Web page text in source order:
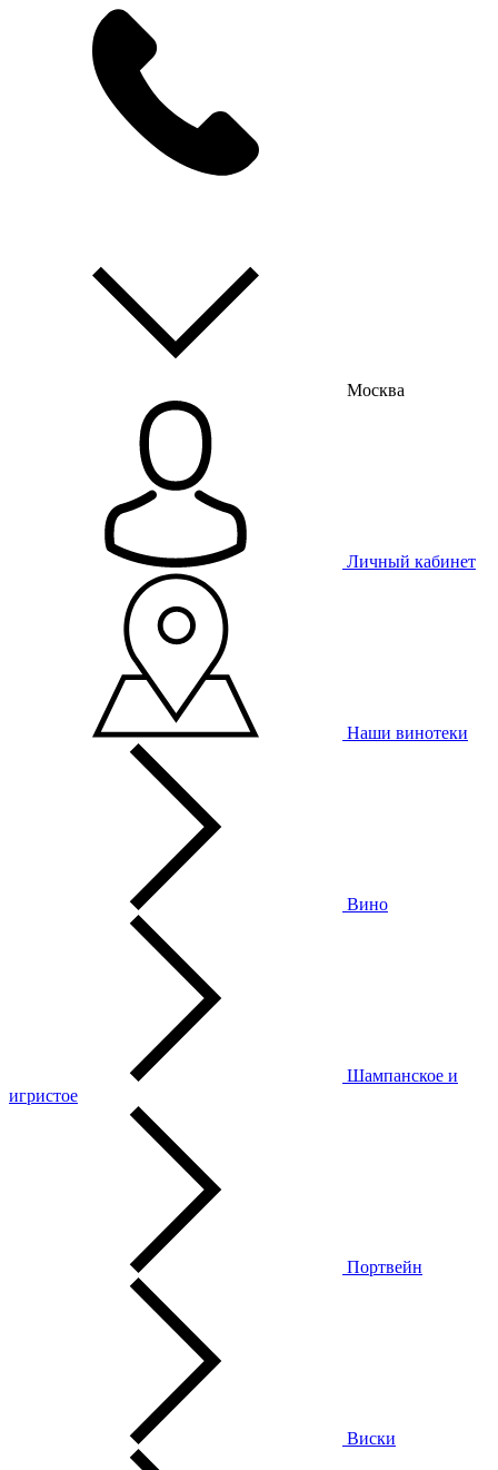
Москва
Личный кабинет
Наши винотеки
Вино
Шампанское и
игристое
Портвейн
Виски